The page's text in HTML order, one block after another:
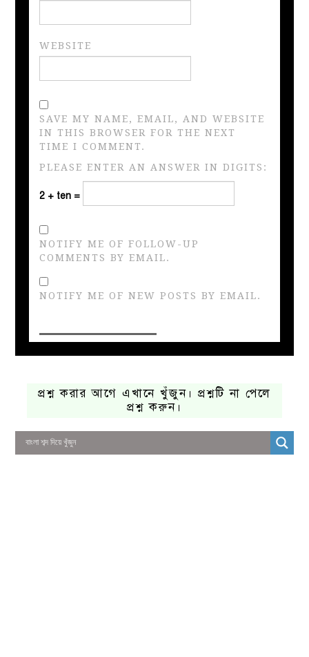
WEBSITE
SAVE MY NAME, EMAIL, AND WEBSITE
IN THIS BROWSER FOR THE NEXT
TIME I COMMENT.
PLEASE ENTER AN ANSWER IN DIGITS:
2 + ten =
NOTIFY ME OF FOLLOW-UP
COMMENTS BY EMAIL.
NOTIFY ME OF NEW POSTS BY EMAIL.
প্রশ্ন করার আগে এখানে খুঁজুন। প্রশ্নটি না পেলে
প্রশ্ন করুন।